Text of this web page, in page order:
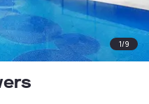
1/9